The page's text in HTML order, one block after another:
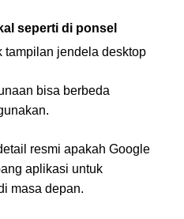
seperti di ponsel
tampilan jendela desktop
bisa berbeda
resmi apakah Google
aplikasi untuk
masa depan.